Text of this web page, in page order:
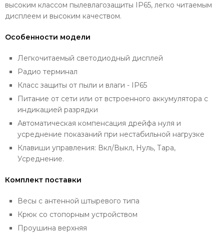
высоким классом пылевлагозащиты IP65, легко читаемым
дисплеем и высоким качеством.
Особенности модели
Легкочитаемый светодиодный дисплей
Радио терминал
Класс защиты от пыли и влаги - IP65
Питание от сети или от встроенного аккумулятора с
индикацией разрядки
Автоматическая компенсация дрейфа нуля и
усреднение показаний при нестабильной нагрузке
Клавиши управления: Вкл/Выкл, Нуль, Тара,
Усреднение.
Комплект поставки
Весы с антенной штыревого типа
Крюк со стопорным устройством
Проушина верхняя